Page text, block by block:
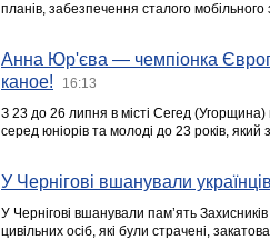
планів, забезпечення сталого мобільного
Анна Юр'єва — чемпіонка
каное!
16:13
З 23 до 26 липня в місті Сегед
серед юніорів та молоді до 23 років,
У Чернігові вшанували
У Чернігові вшанували пам’ять
цивільних осіб, які були страчені,